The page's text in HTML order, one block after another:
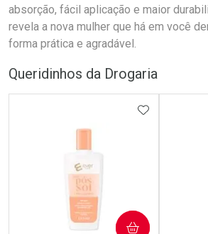
absorção, fácil aplicação e maior
revela a nova mulher que há em você
forma prática e agradável.
Queridinhos da Drogaria
ADICIONAR
COMPRAR